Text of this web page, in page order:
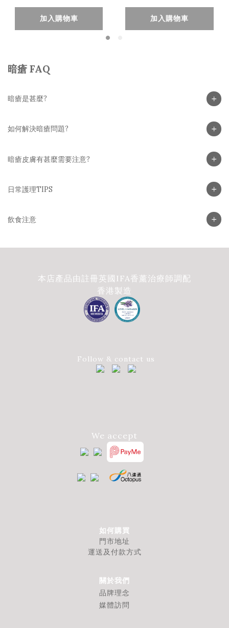
加入購物車 加入購物車
暗瘡 FAQ
暗瘡是甚麼?
如何解決暗瘡問題?
暗瘡皮膚有甚麼需要注意?
日常護理TIPS
飲食注意
本店產品由註冊英國IFA香薰治療師調配
香港製造
Follow & contact us
We accept
如何購買
門市地址
運送及付款方式
關於我們
品牌理念
媒體訪問